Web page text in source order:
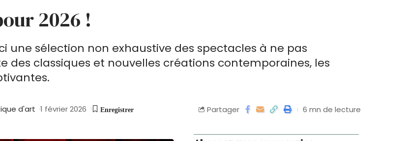
2026 !
une sélection non exhaustive des spectacles à ne pas
des classiques et nouvelles créations contemporaines, les
d'art 1 février 2026 Partager 6 mn de lecture